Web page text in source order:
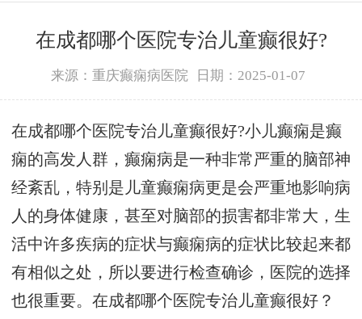
在成都哪个医院专治儿童癫很好?
来源：重庆癫痫病医院 日期：2025-01-07
在成都哪个医院专治儿童癫很好?小儿癫痫是癫
痫的高发人群，癫痫病是一种非常严重的脑部神
经紊乱，特别是儿童癫痫病更是会严重地影响病
人的身体健康，甚至对脑部的损害都非常大，生
活中许多疾病的症状与癫痫病的症状比较起来都
有相似之处，所以要进行检查确诊，医院的选择
也很重要。在成都哪个医院专治儿童癫很好？